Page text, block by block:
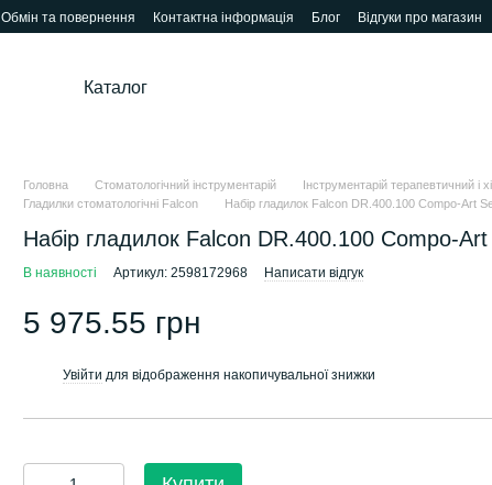
Обмін та повернення Контактна інформація Блог Відгуки про магазин
Каталог
Головна Стоматологічний інструментарій Інструментарій терапевтичний і
Гладилки стоматологічні Falcon
Набір гладилок Falcon DR.400.100 Compo-Art
Набір гладилок Falcon DR.400.100 Compo-Art
В наявності Артикул: 2598172968 Написати відгук
5 975.55 грн
Увійти для відображення накопичувальної знижки